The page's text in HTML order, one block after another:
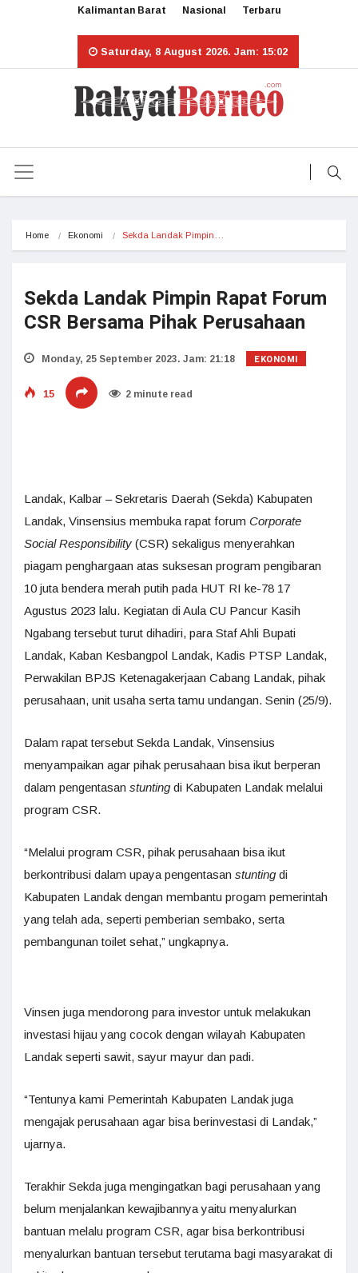
Kalimantan Barat Nasional Terbaru
Saturday, 8 August 2026. Jam: 15:02
Home Ekonomi Sekda Landak Pimpin…
Sekda Landak Pimpin Rapat Forum
CSR Bersama Pihak Perusahaan
Monday, 25 September 2023. Jam: 21:18 EKONOMI
15 2 minute read
Landak, Kalbar – Sekretaris Daerah (Sekda) Kabupaten
Landak, Vinsensius membuka rapat forum Corporate
Social Responsibility (CSR) sekaligus menyerahkan
piagam penghargaan atas suksesan program pengibaran
10 juta bendera merah putih pada HUT RI ke-78 17
Agustus 2023 lalu. Kegiatan di Aula CU Pancur Kasih
Ngabang tersebut turut dihadiri, para Staf Ahli Bupati
Landak, Kaban Kesbangpol Landak, Kadis PTSP Landak,
Perwakilan BPJS Ketenagakerjaan Cabang Landak, pihak
perusahaan, unit usaha serta tamu undangan. Senin (25/9).
Dalam rapat tersebut Sekda Landak, Vinsensius
menyampaikan agar pihak perusahaan bisa ikut berperan
dalam pengentasan stunting di Kabupaten Landak melalui
program CSR.
“Melalui program CSR, pihak perusahaan bisa ikut
berkontribusi dalam upaya pengentasan stunting di
Kabupaten Landak dengan membantu progam pemerintah
yang telah ada, seperti pemberian sembako, serta
pembangunan toilet sehat,” ungkapnya.
Vinsen juga mendorong para investor untuk melakukan
investasi hijau yang cocok dengan wilayah Kabupaten
Landak seperti sawit, sayur mayur dan padi.
“Tentunya kami Pemerintah Kabupaten Landak juga
mengajak perusahaan agar bisa berinvestasi di Landak,”
ujarnya.
Terakhir Sekda juga mengingatkan bagi perusahaan yang
belum menjalankan kewajibannya yaitu menyalurkan
bantuan melalu program CSR, agar bisa berkontribusi
menyalurkan bantuan tersebut terutama bagi masyarakat di